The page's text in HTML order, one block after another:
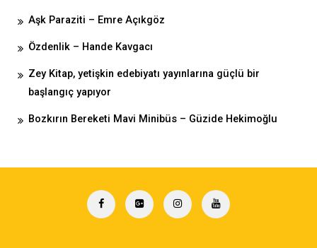
Aşk Paraziti – Emre Açıkgöz
Özdenlik – Hande Kavgacı
Zey Kitap, yetişkin edebiyatı yayınlarına güçlü bir
başlangıç yapıyor
Bozkırın Bereketi Mavi Minibüs – Güzide Hekimoğlu